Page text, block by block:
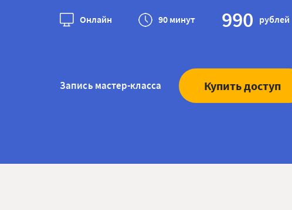
Онлайн 90 минут 990 рублей
Запись мастер-класса Купить доступ